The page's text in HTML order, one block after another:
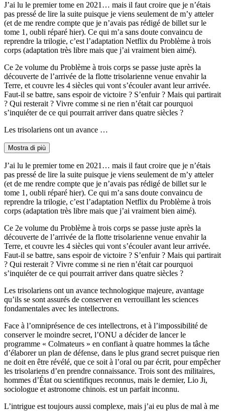
J’ai lu le premier tome en 2021… mais il faut croire que je n’étais
pas pressé de lire la suite puisque je viens seulement de m’y atteler
(et de me rendre compte que je n’avais pas rédigé de billet sur le
tome 1, oubli réparé hier). Ce qui m’a sans doute convaincu de
reprendre la trilogie, c’est l’adaptation Netflix du Problème à trois
corps (adaptation très libre mais que j’ai vraiment bien aimé).
Ce 2e volume du Problème à trois corps se passe juste après la
découverte de l’arrivée de la flotte trisolarienne venue envahir la
Terre, et couvre les 4 siècles qui vont s’écouler avant leur arrivée.
Faut-il se battre, sans espoir de victoire ? S’enfuir ? Mais qui partirait
? Qui resterait ? Vivre comme si ne rien n’était car pourquoi
s’inquiéter de ce qui pourrait arriver dans quatre siècles ?
Les trisolariens ont un avance …
Mostra di più
J’ai lu le premier tome en 2021… mais il faut croire que je n’étais
pas pressé de lire la suite puisque je viens seulement de m’y atteler
(et de me rendre compte que je n’avais pas rédigé de billet sur le
tome 1, oubli réparé hier). Ce qui m’a sans doute convaincu de
reprendre la trilogie, c’est l’adaptation Netflix du Problème à trois
corps (adaptation très libre mais que j’ai vraiment bien aimé).
Ce 2e volume du Problème à trois corps se passe juste après la
découverte de l’arrivée de la flotte trisolarienne venue envahir la
Terre, et couvre les 4 siècles qui vont s’écouler avant leur arrivée.
Faut-il se battre, sans espoir de victoire ? S’enfuir ? Mais qui partirait
? Qui resterait ? Vivre comme si ne rien n’était car pourquoi
s’inquiéter de ce qui pourrait arriver dans quatre siècles ?
Les trisolariens ont un avance technologique majeure, avantage
qu’ils se sont assurés de conserver en verrouillant les sciences
fondamentales avec les intellectrons.
Face à l’omniprésence de ces intellectrons, et à l’impossibilité de
conserver le moindre secret, l’ONU a décider de lancer le
programme « Colmateurs » en confiant à quatre hommes la tâche
d’élaborer un plan de défense, dans le plus grand secret puisque rien
ne doit en être révélé, que ce soit à l’oral ou par écrit, pour empêcher
les trisolariens d’en prendre connaissance. Trois sont des militaires,
hommes d’État ou scientifiques reconnus, mais le dernier, Lio Ji,
sociologue et astronome chinois. est un parfait inconnu.
L’intrigue est toujours aussi complexe, mais j’ai eu plus de mal à me